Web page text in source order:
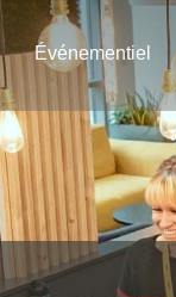
Événementiel